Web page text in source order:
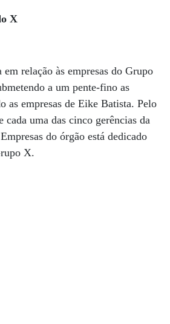
X
relação às empresas do Grupo
a um pente-fino as
as empresas de Eike Batista. Pelo
cada uma das cinco gerências da
do órgão está dedicado
X.